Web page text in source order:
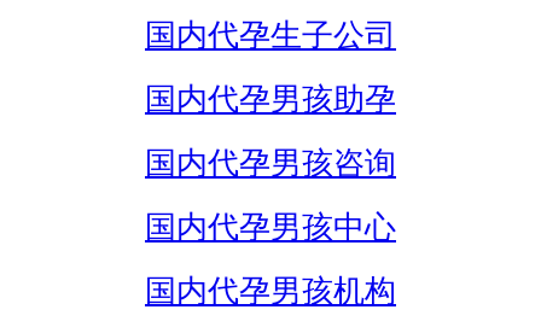
国内代孕生子公司
国内代孕男孩助孕
国内代孕男孩咨询
国内代孕男孩中心
国内代孕男孩机构